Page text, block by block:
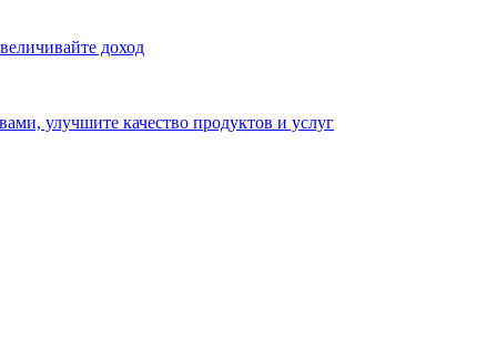
доход
улучшите качество продуктов и услуг